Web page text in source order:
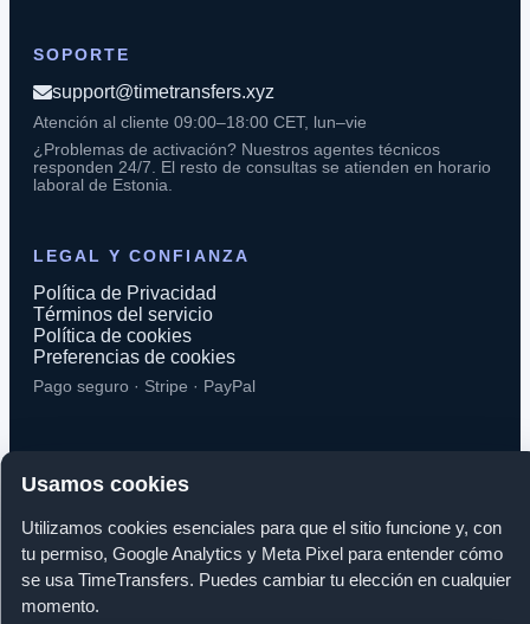
Usamos cookies
Utilizamos cookies esenciales para que el sitio funcione y, con
tu permiso, Google Analytics y Meta Pixel para entender cómo
se usa TimeTransfers. Puedes cambiar tu elección en cualquier
momento.
SOPORTE
support@timetransfers.xyz
Atención al cliente 09:00–18:00 CET, lun–vie
¿Problemas de activación? Nuestros agentes técnicos
responden 24/7. El resto de consultas se atienden en horario
laboral de Estonia.
LEGAL Y CONFIANZA
Política de Privacidad
Términos del servicio
Política de cookies
Preferencias de cookies
Pago seguro · Stripe · PayPal
TimeTransfers OÜ · Erika tn 14-208, 10416 Tallinn, Estonia